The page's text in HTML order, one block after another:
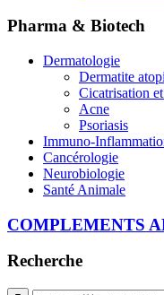
Pharma & Biotech
Dermatologie
Dermatite
Cicatrisation
Acne
Psoriasis
Immuno-
Cancérologie
Neurobiologie
Santé Animale
COMPLEMENTS
Recherche